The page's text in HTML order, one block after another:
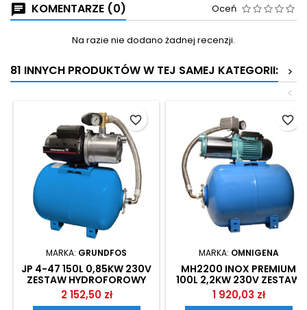
KOMENTARZE (0) Oceń
Na razie nie dodano żadnej recenzji.
81 INNYCH PRODUKTÓW W TEJ SAMEJ KATEGORII:
>
<
MARKA: GRUNDFOS
JP 4-47 150L 0,85KW 230V
ZESTAW HYDROFOROWY
GRUNDFOS
2 152,50 zł
favorite_border
MARKA: OMNIGENA
MH2200 INOX PREMIUM
100L 2,2KW 230V ZESTAW
HYDROFOROWY OMNIGENA
1 920,03 zł
favorite_border